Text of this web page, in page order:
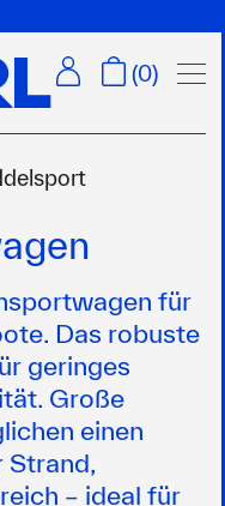
(0)
für
Das robuste
geringes
Große
einen
Strand,
– ideal für